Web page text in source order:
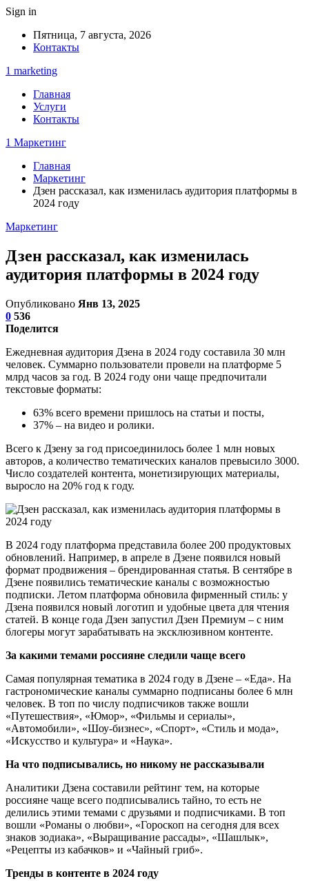
Sign in
Пятница, 7 августа, 2026
Контакты
1 marketing
Главная
Услуги
Контакты
1 Маркетинг
Главная
Маркетинг
Дзен рассказал, как изменилась аудитория платформы в
2024 году
Маркетинг
Дзен рассказал, как изменилась
аудитория платформы в 2024 году
Опубликовано Янв 13, 2025
0 536
Поделится
Ежедневная аудитория Дзена в 2024 году составила 30 млн
человек. Суммарно пользователи провели на платформе 5
млрд часов за год. В 2024 году они чаще предпочитали
текстовые форматы:
63% всего времени пришлось на статьи и посты,
37% – на видео и ролики.
Всего к Дзену за год присоединилось более 1 млн новых
авторов, а количество тематических каналов превысило 3000.
Число создателей контента, монетизирующих материалы,
выросло на 20% год к году.
В 2024 году платформа представила более 200 продуктовых
обновлений. Например, в апреле в Дзене появился новый
формат продвижения – брендированная статья. В сентябре в
Дзене появились тематические каналы с возможностью
подписки. Летом платформа обновила фирменный стиль: у
Дзена появился новый логотип и удобные цвета для чтения
статей. В конце года Дзен запустил Дзен Премиум – с ним
блогеры могут зарабатывать на эксклюзивном контенте.
За какими темами россияне следили чаще всего
Самая популярная тематика в 2024 году в Дзене – «Еда». На
гастрономические каналы суммарно подписаны более 6 млн
человек. В топ по числу подписчиков также вошли
«Путешествия», «Юмор», «Фильмы и сериалы»,
«Автомобили», «Шоу-бизнес», «Спорт», «Стиль и мода»,
«Искусство и культура» и «Наука».
На что подписывались, но никому не рассказывали
Аналитики Дзена составили рейтинг тем, на которые
россияне чаще всего подписывались тайно, то есть не
делились этими темами с друзьями и подписчиками. В топ
вошли «Романы о любви», «Гороскоп на сегодня для всех
знаков зодиака», «Выращивание рассады», «Шашлык»,
«Рецепты из кабачков» и «Чайный гриб».
Тренды в контенте в 2024 году